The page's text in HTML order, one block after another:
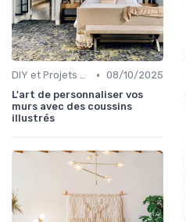
DIY et Projets Personnalisés • 08/10/2025
L'art de personnaliser vos
murs avec des coussins
illustrés